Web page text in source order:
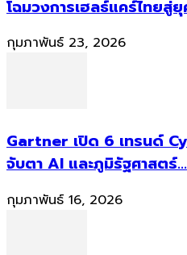
โฉมวงการเฮลธ์แคร์ไทยสู่
กุมภาพันธ์ 23, 2026
Gartner เปิด 6 เทรนด์
จับตา AI และภูมิรัฐศาสตร์...
กุมภาพันธ์ 16, 2026